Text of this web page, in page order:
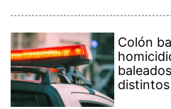
Colón